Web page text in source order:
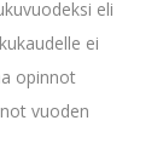
eli
ei
opinnot
vuoden